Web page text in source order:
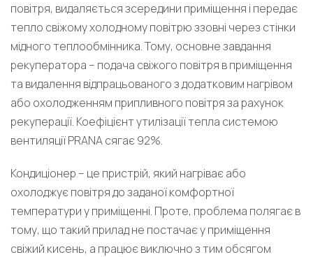
повітря, видаляється зсередини приміщення і передає
тепло свіжому холодному повітрю ззовні через стінки
мідного теплообмінника. Тому, основне завдання
рекуператора – подача свіжого повітря в приміщення
та видалення відпрацьованого з додатковим нагрівом
або охолодженням припливного повітря за рахунок
рекуперації. Коефіцієнт утилізації тепла системою
вентиляції PRANA сягає 92%.
Кондиціонер – це пристрій, який нагріває або
охолоджує повітря до заданої комфортної
температури у приміщенні. Проте, проблема полягає в
тому, що такий прилад не постачає у приміщення
свіжий кисень, а працює виключно з тим обсягом